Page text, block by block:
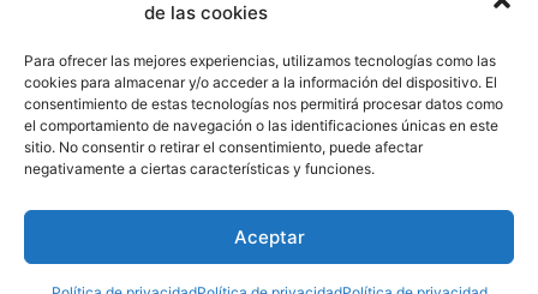
de las cookies
Para ofrecer las mejores experiencias, utilizamos tecnologías como las
cookies para almacenar y/o acceder a la información del dispositivo. El
consentimiento de estas tecnologías nos permitirá procesar datos como
el comportamiento de navegación o las identificaciones únicas en este
sitio. No consentir o retirar el consentimiento, puede afectar
negativamente a ciertas características y funciones.
Aceptar
El Tribunal Electoral ha puesto en marcha un plan de
reingeniería e innovación mediante la creación y
utilización de herramientas tecnológicas –Tribunal
Contigo y el Centro de Atención al
Usuario (CAU)- accesibles para que los usuarios
puedan realizar sus trámites desde cualquier lugar, ya
Electoral. Ambos sistemas disminuyen los riesgos de
contagio por la pandemia de la COVID-19.